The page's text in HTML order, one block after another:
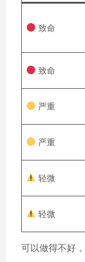
致命
致命
严重
严重
轻微
轻微
可以做得不好